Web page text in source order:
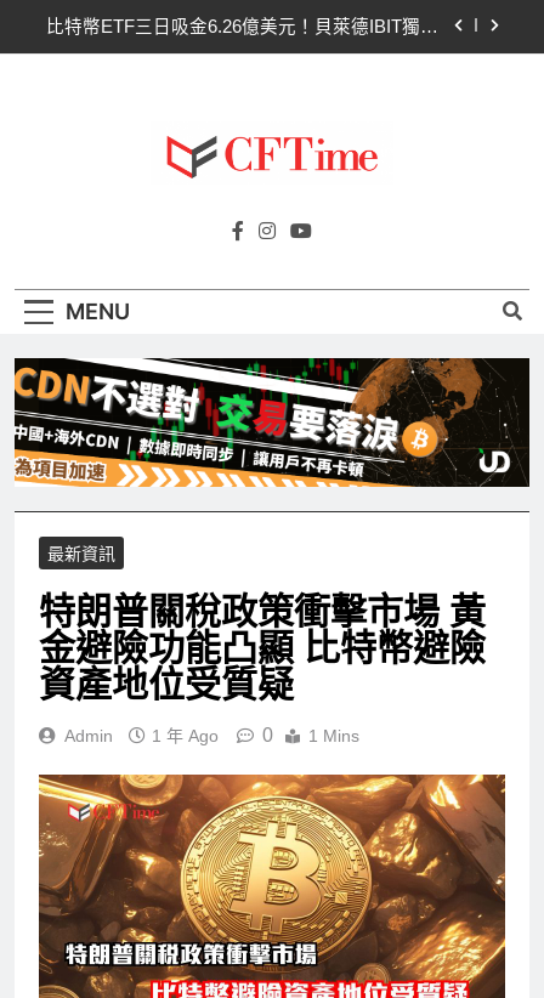
比特幣ETF三日吸金6.26億美元！貝萊德IBIT獨佔
以太幣區間壓縮！100日均線1,920成關鍵 期貨槓
桿比率逼近0.65
比特幣ETF三日吸金6.26億美元！貝萊德IBIT獨佔
CLARITY法案最後闖關！開發者免責與總統道德條
Cftime.io
AI（ChatGPT）、區塊鏈、NFT、加密貨
MENU
最新資訊
特朗普關稅政策衝擊市場 黃
金避險功能凸顯 比特幣避險
資產地位受質疑
Admin 1 年 Ago 0 1 Mins